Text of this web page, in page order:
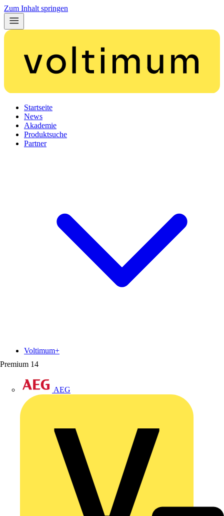
Zum Inhalt springen
Startseite
News
Akademie
Produktsuche
Partner
Premium 14
AEG
Voltimum+